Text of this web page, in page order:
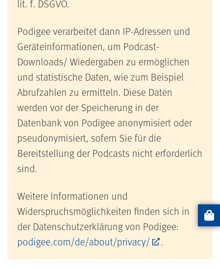
lit. f. DSGVO.
Podigee verarbeitet dann IP-Adressen und
Geräteinformationen, um Podcast-
Downloads/ Wiedergaben zu ermöglichen
und statistische Daten, wie zum Beispiel
Abrufzahlen zu ermitteln. Diese Daten
werden vor der Speicherung in der
Datenbank von Podigee anonymisiert oder
pseudonymisiert, sofern Sie für die
Bereitstellung der Podcasts nicht erforderlich
sind.
Weitere Informationen und
Widerspruchsmöglichkeiten finden sich in
der Datenschutzerklärung von Podigee:
podigee.com/de/about/privacy/
.
Artikel